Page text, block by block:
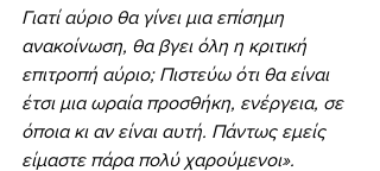
Γιατί αύριο θα γίνει μια επίσημη
ανακοίνωση, θα βγει όλη η κριτική
επιτροπή αύριο; Πιστεύω ότι θα είναι
έτσι μια ωραία προσθήκη, ενέργεια, σε
όποια κι αν είναι αυτή. Πάντως εμείς
είμαστε πάρα πολύ χαρούμενοι».